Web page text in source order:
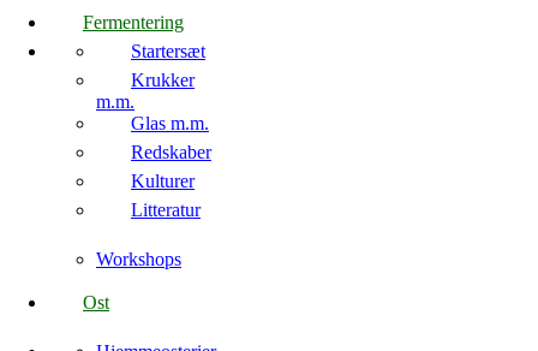
Fermentering
Startersæt
Krukker
m.m.
Glas m.m.
Redskaber
Kulturer
Litteratur
Workshops
Ost